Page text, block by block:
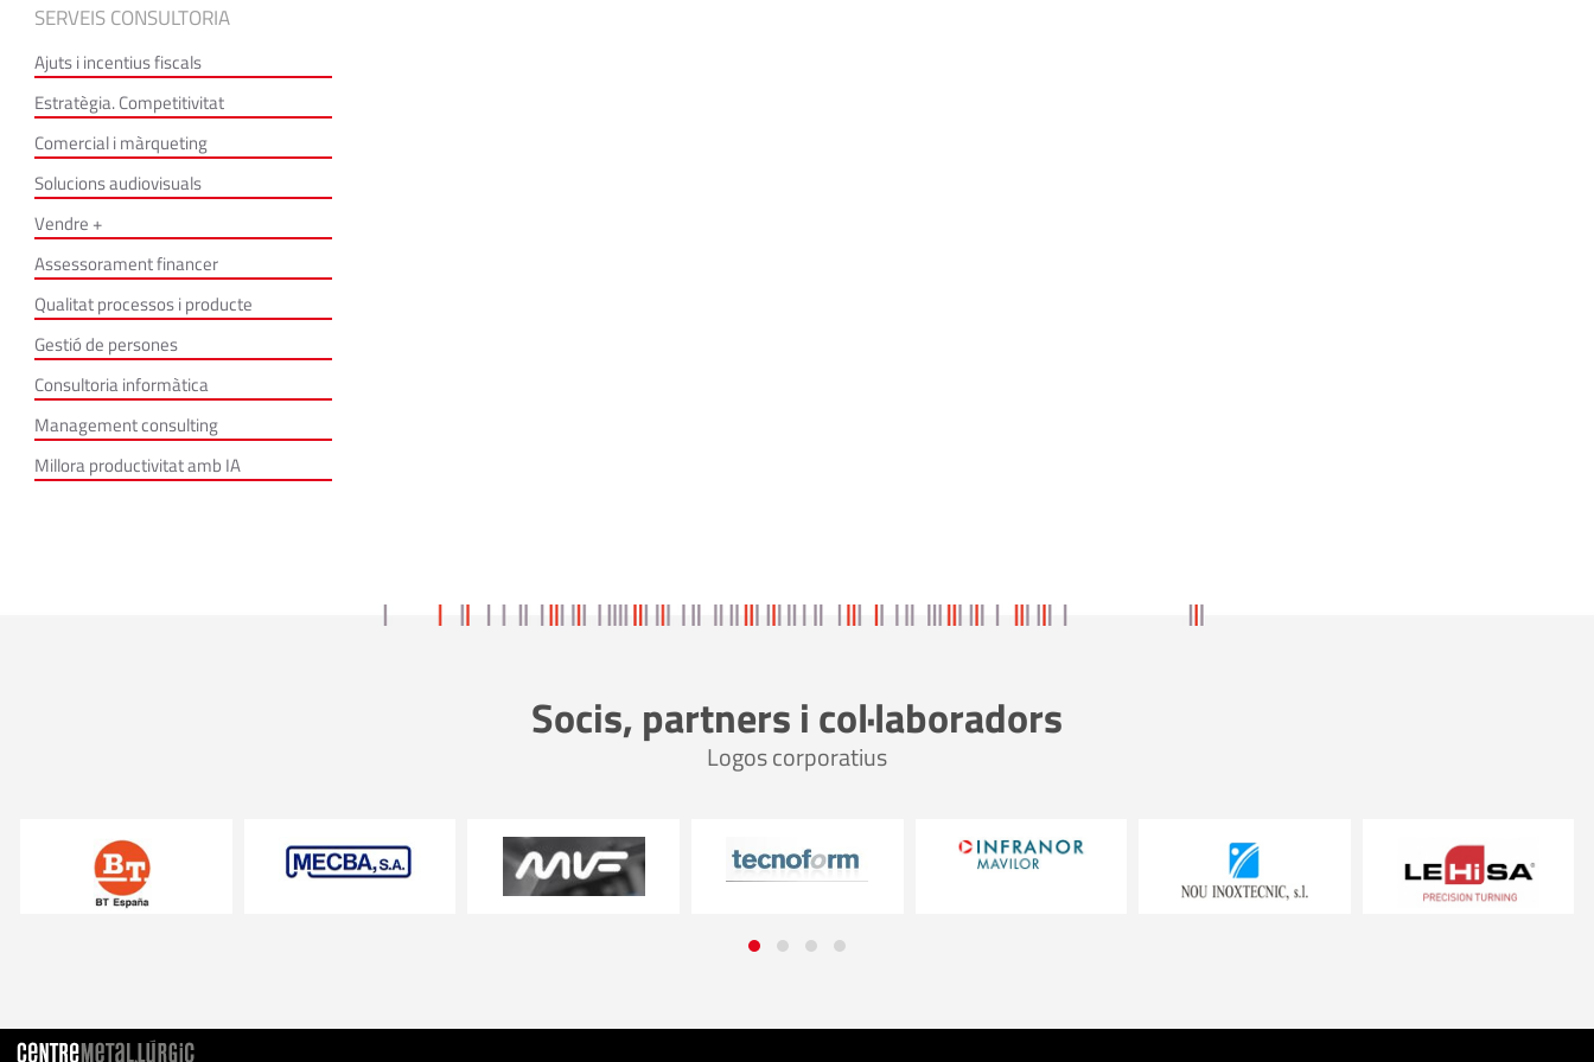
SERVEIS CONSULTORIA
Ajuts i incentius fiscals
Estratègia. Competitivitat
Comercial i màrqueting
Solucions audiovisuals
Vendre +
Assessorament financer
Qualitat processos i producte
Gestió de persones
Consultoria informàtica
Management consulting
Millora productivitat amb IA
Socis, partners i col·laboradors
Logos corporatius